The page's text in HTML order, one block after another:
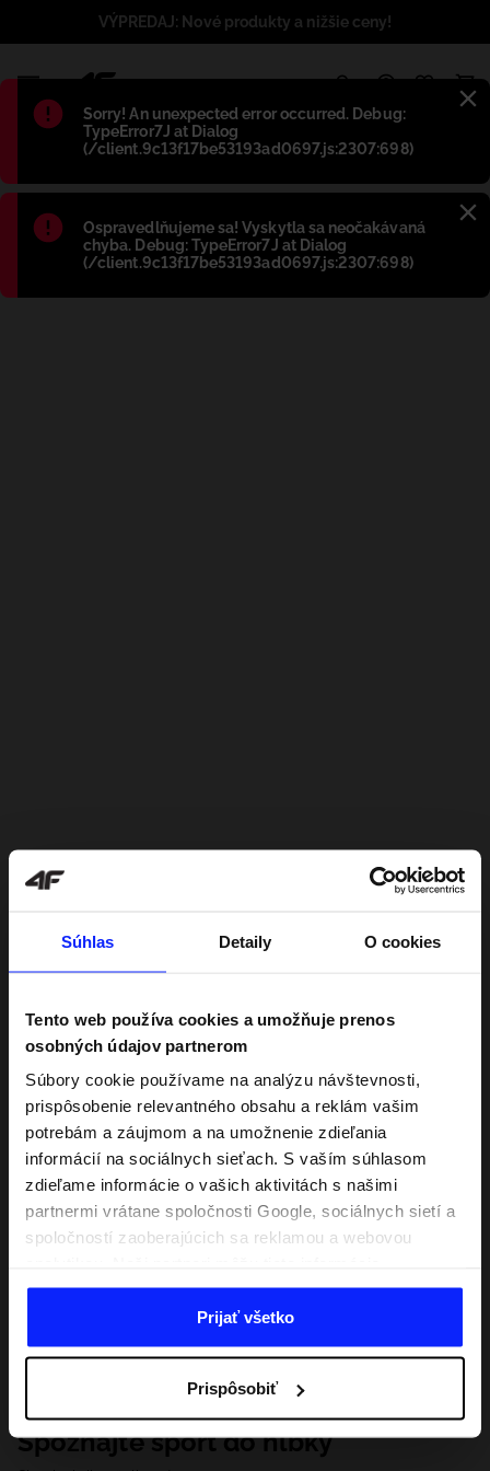
Súhlas Detaily O cookies
Tento web používa cookies a umožňuje prenos
osobných údajov partnerom
Súbory cookie používame na analýzu návštevnosti,
prispôsobenie relevantného obsahu a reklám vašim
potrebám a záujmom a na umožnenie zdieľania
informácií na sociálnych sieťach. S vaším súhlasom
zdieľame informácie o vašich aktivitách s našimi
partnermi vrátane spoločnosti Google, sociálnych sietí a
spoločností zaoberajúcich sa reklamou a webovou
kombinovať s inými, ktoré poskytnete mimo tejto
webovej stránky, ako aj s údajmi, ktoré získajú v
dôsledku vášho používania ich služieb. S vaším
našim partnerom, aby sme zacielili a zlepšili spôsob
zobrazovania online reklamy, vykonali analytický
prieskum, upravili obsah a zlepšili riešenia ponúkané
Prijať všetko
Prispôsobiť
Błąd:
Sorry! An unexpected error occurred. Debug:
TypeError7J at Dialog
(/client.9c13f17be53193ad0697.js:2307:698)
Błąd:
Ospravedlňujeme sa! Vyskytla sa neočakávaná
chyba. Debug: TypeError7J at Dialog
(/client.9c13f17be53193ad0697.js:2307:698)
VÝPREDAJ: Nové produkty a nižšie ceny!
Spoznajte šport do hĺbky